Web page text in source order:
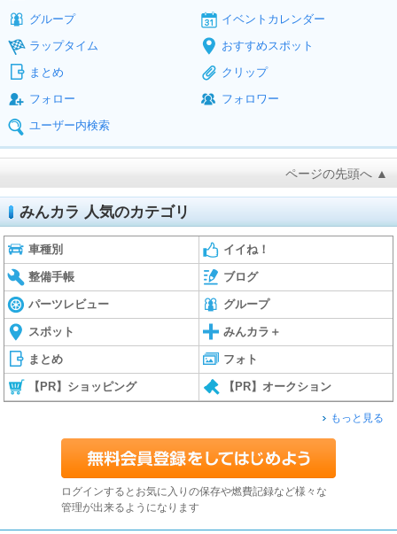
グループ
イベントカレンダー
ラップタイム
おすすめスポット
まとめ
クリップ
フォロー
フォロワー
ユーザー内検索
ページの先頭へ ▲
みんカラ 人気のカテゴリ
車種別 イイね！
整備手帳 ブログ
パーツレビュー グループ
スポット みんカラ＋
まとめ フォト
【PR】ショッピング 【PR】オークション
もっと見る
ログインするとお気に入りの保存や燃費記録など様々な
管理が出来るようになります